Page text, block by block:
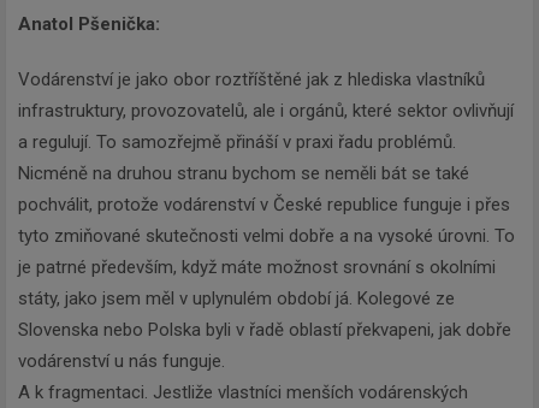
Anatol Pšenička:
Vodárenství je jako obor roztříštěné jak z hlediska vlastníků
infrastruktury, provozovatelů, ale i orgánů, které sektor ovlivňují
a regulují. To samozřejmě přináší v praxi řadu problémů.
Nicméně na druhou stranu bychom se neměli bát se také
pochválit, protože vodárenství v České republice funguje i přes
tyto zmiňované skutečnosti velmi dobře a na vysoké úrovni. To
je patrné především, když máte možnost srovnání s okolními
státy, jako jsem měl v uplynulém období já. Kolegové ze
Slovenska nebo Polska byli v řadě oblastí překvapeni, jak dobře
vodárenství u nás funguje.
A k fragmentaci. Jestliže vlastníci menších vodárenských